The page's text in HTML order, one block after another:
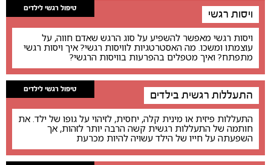
טיפול רגשי לילדים ויסות רגשי
ויסות רגשי מאפשר להשפיע על סוג הרגש שאדם חווה, על
עוצמתו ומשכו. מה האסטרטגיות לוויסות רגשי? איך ויסות רגשי
מתפתח? ואיך מטפלים בהפרעות בוויסות הרגשי?
טיפול רגשי לילדים התעללות רגשית בילדים
התעללות פיזית או מינית קלה, יחסית, לזיהוי על גופו של ילד. את
חותמה של התעללות רגשית קשה הרבה יותר לזהות, אך
השפעתה על חייו של הילד עשויה להיות מכרעת